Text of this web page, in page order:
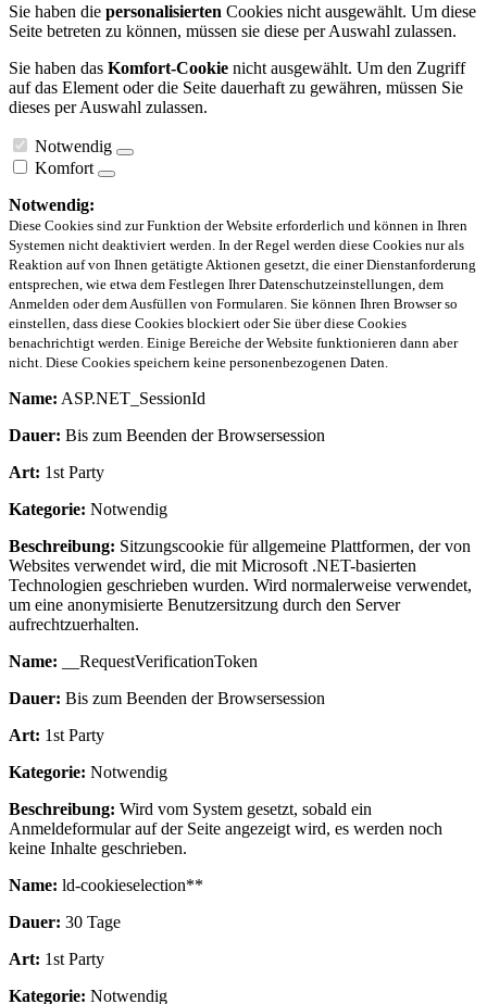
Sie haben die personalisierten Cookies nicht ausgewählt. Um diese
Seite betreten zu können, müssen sie diese per Auswahl zulassen.
Sie haben das Komfort-Cookie nicht ausgewählt. Um den Zugriff
auf das Element oder die Seite dauerhaft zu gewähren, müssen Sie
dieses per Auswahl zulassen.
Notwendig
Komfort
Notwendig:
Diese Cookies sind zur Funktion der Website erforderlich und können in Ihren
Systemen nicht deaktiviert werden. In der Regel werden diese Cookies nur als
Reaktion auf von Ihnen getätigte Aktionen gesetzt, die einer Dienstanforderung
entsprechen, wie etwa dem Festlegen Ihrer Datenschutzeinstellungen, dem
Anmelden oder dem Ausfüllen von Formularen. Sie können Ihren Browser so
einstellen, dass diese Cookies blockiert oder Sie über diese Cookies
benachrichtigt werden. Einige Bereiche der Website funktionieren dann aber
nicht. Diese Cookies speichern keine personenbezogenen Daten.
Name: ASP.NET_SessionId
Dauer: Bis zum Beenden der Browsersession
Art: 1st Party
Kategorie: Notwendig
Beschreibung: Sitzungscookie für allgemeine Plattformen, der von
Websites verwendet wird, die mit Microsoft .NET-basierten
Technologien geschrieben wurden. Wird normalerweise verwendet,
um eine anonymisierte Benutzersitzung durch den Server
aufrechtzuerhalten.
Name: __RequestVerificationToken
Dauer: Bis zum Beenden der Browsersession
Art: 1st Party
Kategorie: Notwendig
Beschreibung: Wird vom System gesetzt, sobald ein
Anmeldeformular auf der Seite angezeigt wird, es werden noch
keine Inhalte geschrieben.
Name: ld-cookieselection**
Dauer: 30 Tage
Art: 1st Party
Kategorie: Notwendig